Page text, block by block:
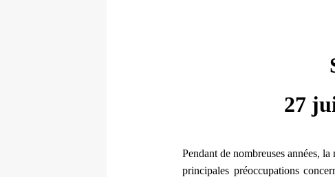
27
Pendant de nombreuses années,
principales préoccupations